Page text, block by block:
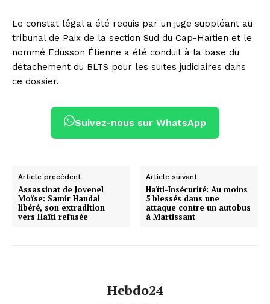
Le constat légal a été requis par un juge suppléant au
tribunal de Paix de la section Sud du Cap-Haïtien et le
nommé Edusson Étienne a été conduit à la base du
détachement du BLTS pour les suites judiciaires dans
ce dossier.
Suivez-nous sur WhatsApp
Article précédent
Assassinat de Jovenel
Moïse: Samir Handal
libéré, son extradition
vers Haïti refusée
Article suivant
Haïti-Insécurité: Au moins
5 blessés dans une
attaque contre un autobus
à Martissant
Hebdo24